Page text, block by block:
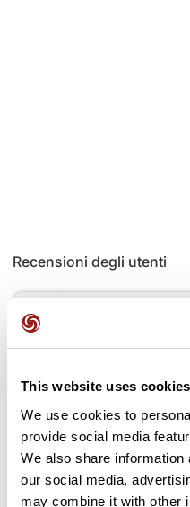
This website uses cookies
We use cookies to
provide social media
We also share
our social media,
may combine it with other
Recensioni degli utenti
Questo percorso non
L'hai già effettuato? Sii il
Aggiungi